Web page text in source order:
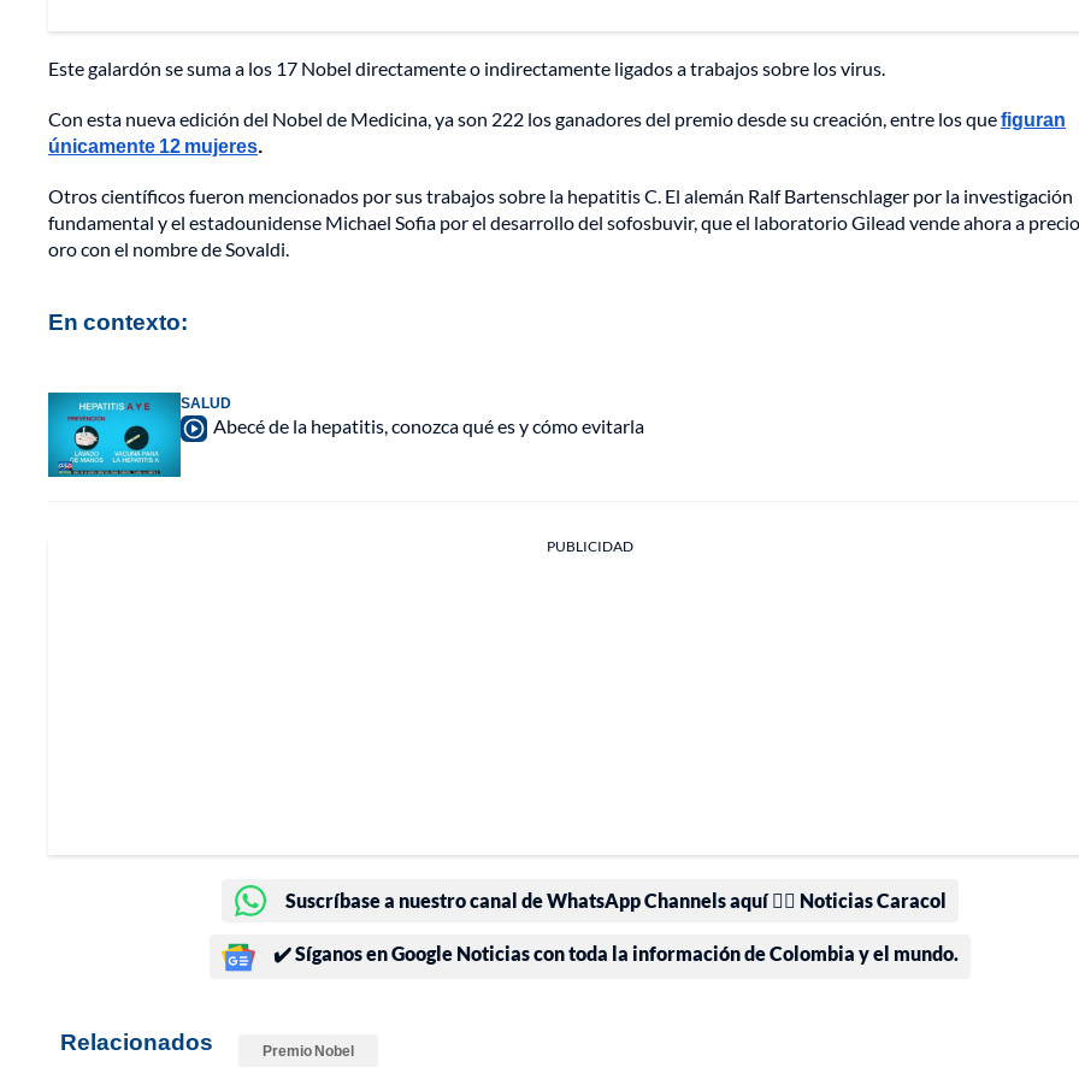
Este galardón se suma a los 17 Nobel directamente o indirectamente ligados a trabajos sobre los virus.
Con esta nueva edición del Nobel de Medicina, ya son 222 los ganadores del premio desde su creación, entre los quefiguran
únicamente 12 mujeres.
Otros científicos fueron mencionados por sus trabajos sobre la hepatitis C. El alemán Ralf Bartenschlager por la investigación
fundamental y el estadounidense Michael Sofia por el desarrollo del sofosbuvir, que el laboratorio Gilead vende ahora a
oro con el nombre de Sovaldi.
En contexto:
SALUD
Abecé de la hepatitis, conozca qué es y cómo evitarla
PUBLICIDAD
Suscríbase a nuestro canal de WhatsApp Channels aquí 👉🏻 Noticias Caracol
✔️ Síganos en Google Noticias con toda la información de Colombia y el mundo.
Relacionados Premio Nobel